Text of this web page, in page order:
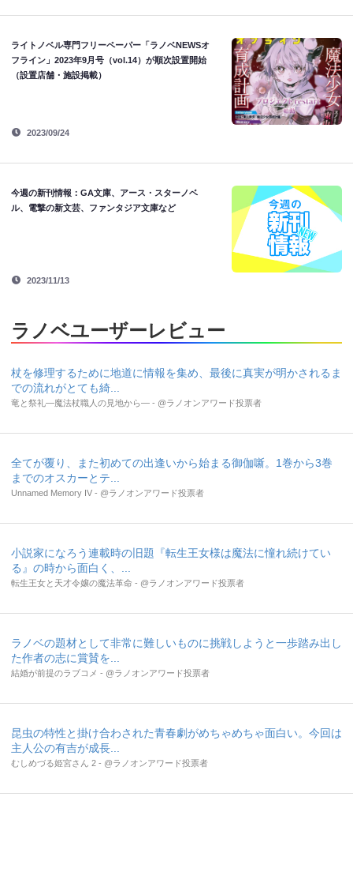
ライトノベル専門フリーペーパー「ラノベNEWSオ
フライン」2023年9月号（vol.14）が順次設置開始
（設置店舗・施設掲載）
2023/09/24
今週の新刊情報：GA文庫、アース・スターノベ
ル、電撃の新文芸、ファンタジア文庫など
2023/11/13
ラノベユーザーレビュー
杖を修理するために地道に情報を集め、最後に真実が明かされるま
での流れがとても綺...
竜と祭礼―魔法杖職人の見地から― - @ラノオンアワード投票者
全てが覆り、また初めての出逢いから始まる御伽噺。1巻から3巻
までのオスカーとテ...
Unnamed Memory IV - @ラノオンアワード投票者
小説家になろう連載時の旧題『転生王女様は魔法に憧れ続けてい
る』の時から面白く、...
転生王女と天才令嬢の魔法革命 - @ラノオンアワード投票者
ラノベの題材として非常に難しいものに挑戦しようと一歩踏み出し
た作者の志に賞賛を...
結婚が前提のラブコメ - @ラノオンアワード投票者
昆虫の特性と掛け合わされた青春劇がめちゃめちゃ面白い。今回は
主人公の有吉が成長...
むしめづる姫宮さん 2 - @ラノオンアワード投票者